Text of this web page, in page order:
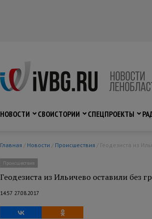
НОВОСТИ СВОИСТОРИИ СПЕЦПРОЕКТЫ
Главная / Новости / Происшествия / Геодезиста из
Происшествия
Геодезиста из Ильичево оставили без
14:57 27.08.2017